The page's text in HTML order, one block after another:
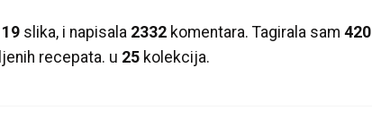
19 slika, i napisala 2332 komentara. Tagirala sam420
recepata. u 25 kolekcija.